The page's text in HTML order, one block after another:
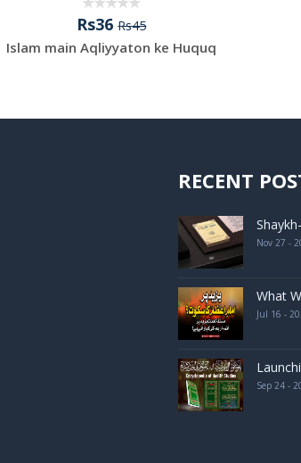
Rs36Rs45
Islam main Aqliyyaton ke Huquq
RECENT
Nov 27 -
What
Jul 16 -
Sep 24 -